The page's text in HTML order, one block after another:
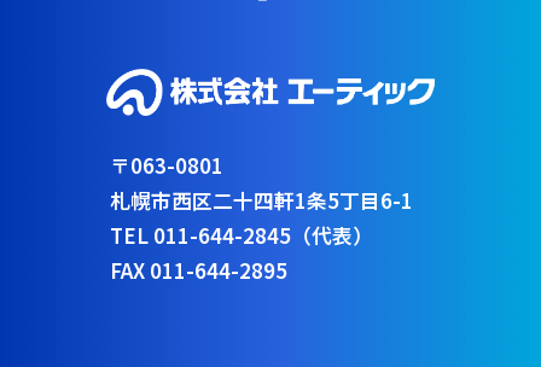
〒063-0801
札幌市西区二十四軒1条5丁目6-1
TEL 011-644-2845（代表）
FAX 011-644-2895